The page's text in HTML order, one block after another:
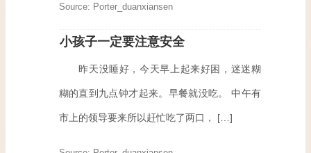
Source: Porter_duanxiansen
小孩子一定要注意安全
昨天没睡好，今天早上起来好困，迷迷糊
糊的直到九点钟才起来。早餐就没吃。 中午有
市上的领导要来所以赶忙吃了两口， […]